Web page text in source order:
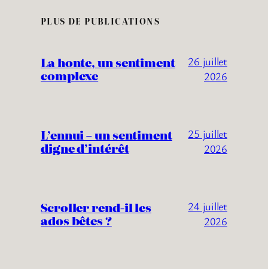
PLUS DE PUBLICATIONS
La honte, un sentiment
complexe
26 juillet
2026
L’ennui – un sentiment
digne d’intérêt
25 juillet
2026
Scroller rend-il les
ados bêtes ?
24 juillet
2026